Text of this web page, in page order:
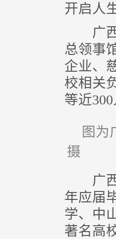
开启人
广西
总领事
企业、
校相关
等近
图为
摄
广西
年应届
学、中
著名高